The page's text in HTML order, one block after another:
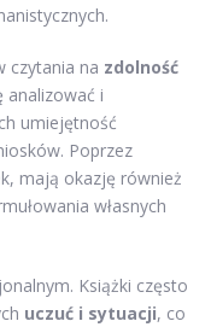
czytania na zdolność
analizować i
umiejętność
Poprzez
mają okazję również
własnych
Książki często
uczuć i sytuacji, co